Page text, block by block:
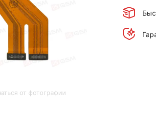
от фотографии